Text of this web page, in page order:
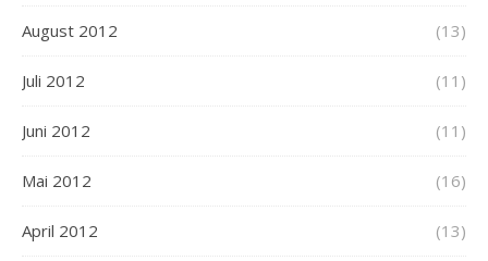
August 2012 (13)
Juli 2012 (11)
Juni 2012 (11)
Mai 2012 (16)
April 2012 (13)